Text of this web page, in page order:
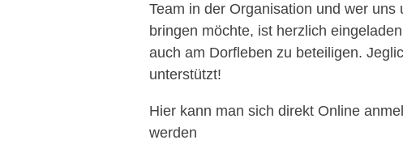
Team in der Organisation und wer
bringen möchte, ist herzlich
auch am Dorfleben zu beteiligen.
unterstützt!
Hier kann man sich direkt Online
werden